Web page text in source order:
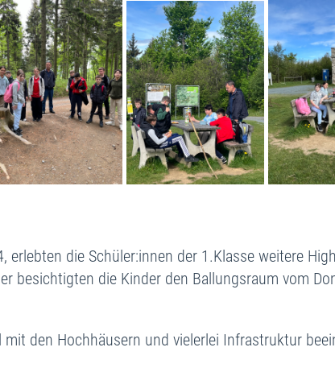
erlebten die Schüler:innen der 1.Klasse weitere
besichtigten die Kinder den Ballungsraum vom
mit den Hochhäusern und vielerlei Infrastruktur